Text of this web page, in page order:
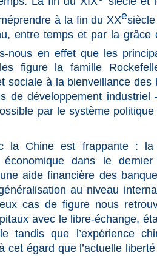
à la fin du XXe
entre temps et par la grâce
nous en effet que les
figure la famille
sociale à la bienveillance
de développement
par le système
la Chine est frappante :
économique dans le
aide financière des
au niveau
cas de figure nous
avec le libre-échange,
tandis que l’expérience
cet égard que l’actuelle